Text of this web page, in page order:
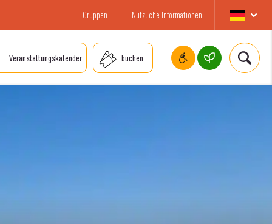
Gruppen Nützliche Informationen
Veranstaltungskalender buchen